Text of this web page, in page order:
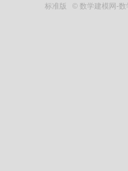
标准版 © 数学建模网-数